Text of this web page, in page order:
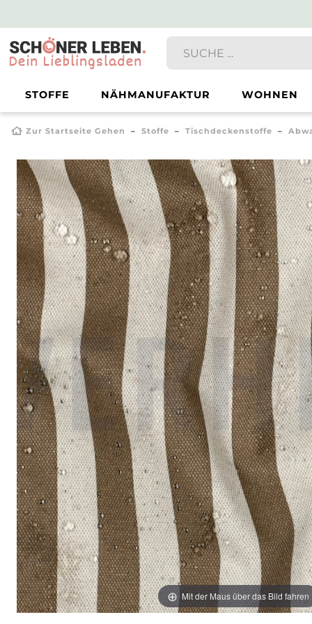
STOFFE NÄHMANUFAKTUR WOHNEN
Zur Startseite Gehen Stoffe Tischdeckenstoffe
Mit der Maus über das Bild fahren